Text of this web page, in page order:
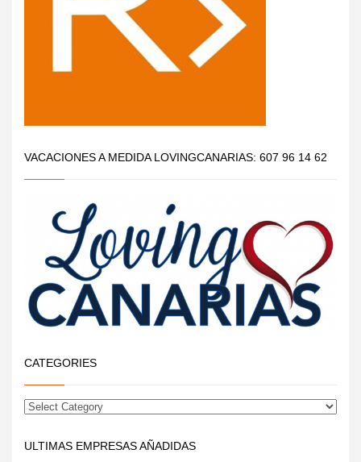
VACACIONES A MEDIDA LOVINGCANARIAS: 607 96 14 62
CATEGORIES
ULTIMAS EMPRESAS AÑADIDAS